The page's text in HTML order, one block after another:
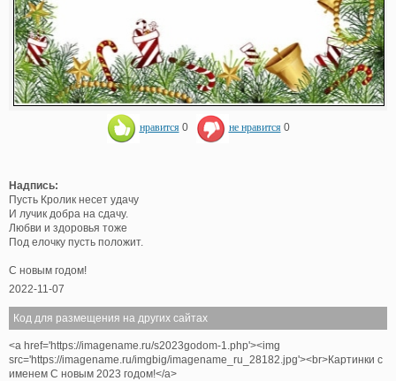
нравится 0 не нравится 0
Надпись:
Пусть Кролик несет удачу
И лучик добра на сдачу.
Любви и здоровья тоже
Под елочку пусть положит.
С новым годом!
2022-11-07
Код для размещения на других сайтах
<a href='https://imagename.ru/s2023godom-1.php'><img
src='https://imagename.ru/imgbig/imagename_ru_28182.jpg'><br>Картинки с
именем С новым 2023 годом!</a>